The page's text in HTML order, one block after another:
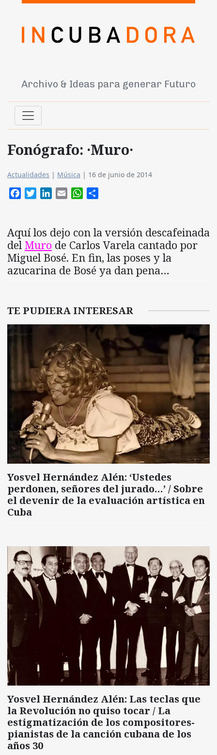
Archivo & Ideas para generar Futuro
Fonógrafo: ·Muro·
Actualidades | Música | 16 de junio de 2014
FacebookTwitterLinkedIn
Email WhatsApp
Aquí los dejo con la versión descafeinada
delMuro de Carlos Varela cantado por
Miguel Bosé. En fin, las poses y la
azucarina de Bosé ya dan pena…
TE PUDIERA INTERESAR
Yosvel Hernández Alén: ‘Ustedes
perdonen, señores del jurado…’ / Sobre
el devenir de la evaluación artística en
Cuba
Yosvel Hernández Alén: Las teclas que
la Revolución no quiso tocar / La
estigmatización de los compositores-
pianistas de la canción cubana de los
años 30